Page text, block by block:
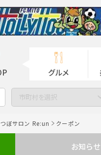
グルメ
市町村を選択
つぼサロン Re:un クーポン
お知らせ